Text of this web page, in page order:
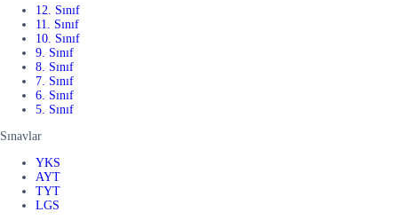
12. Sınıf
11. Sınıf
10. Sınıf
9. Sınıf
8. Sınıf
7. Sınıf
6. Sınıf
5. Sınıf
Sınavlar
YKS
AYT
TYT
LGS